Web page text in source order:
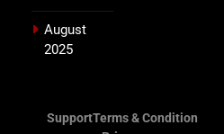
August
2025
SupportTerms & Condition